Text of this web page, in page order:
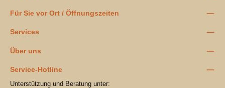
Für Sie vor Ort / Öffnungszeiten
Services
Über uns
Service-Hotline
Unterstützung und Beratung unter: